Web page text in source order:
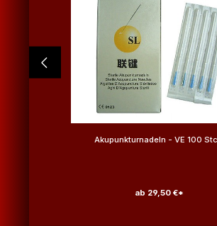
Akupunkturnadeln - VE 100
ab 29,50 €*